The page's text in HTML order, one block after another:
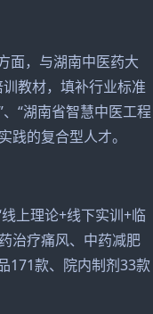
，与湖南中医药大
教材，填补行业标准
“湖南省智慧中医工程
的复合型人才。
上理论+线下实训+临
治疗痛风、中药减肥
171款、院内制剂33款